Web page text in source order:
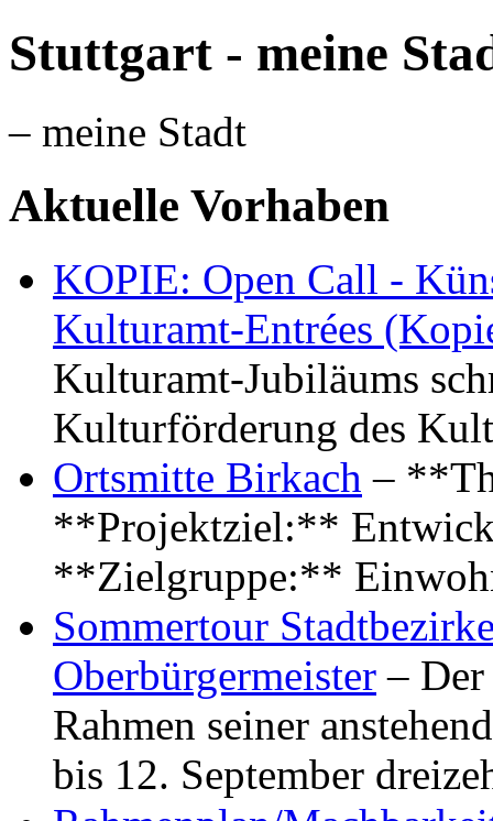
Stuttgart - meine
– meine Stadt
Aktuelle Vorhaben
KOPIE: Open Call -
Kulturamt-Entrées
Kulturamt-Jubiläums
Kulturförderung des
Ortsmitte Birkach –
**Projektziel:**
**Zielgruppe:**
Sommertour
Oberbürgermeister –
Rahmen seiner
bis 12. September